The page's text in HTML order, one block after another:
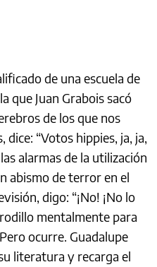
de una escuela de
que Juan Grabois sacó
de los que nos
“Votos hippies, ja, ja,
alarmas de la utilización
abismo de terror en el
digo: “¡No! ¡No lo
mentalmente para
ocurre. Guadalupe
literatura y recarga el